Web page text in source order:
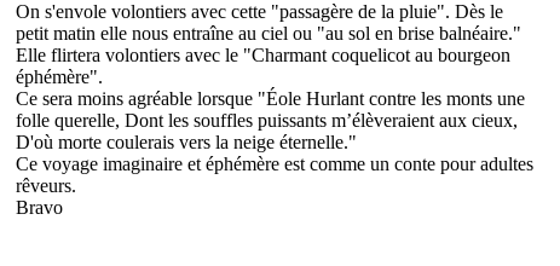
On s'envole volontiers avec cette "passagère de la pluie". Dès le
petit matin elle nous entraîne au ciel ou "au sol en brise balnéaire."
Elle flirtera volontiers avec le "Charmant coquelicot au bourgeon
éphémère".
Ce sera moins agréable lorsque "Éole Hurlant contre les monts une
folle querelle, Dont les souffles puissants m’élèveraient aux cieux,
D'où morte coulerais vers la neige éternelle."
Ce voyage imaginaire et éphémère est comme un conte pour adultes
rêveurs.
Bravo